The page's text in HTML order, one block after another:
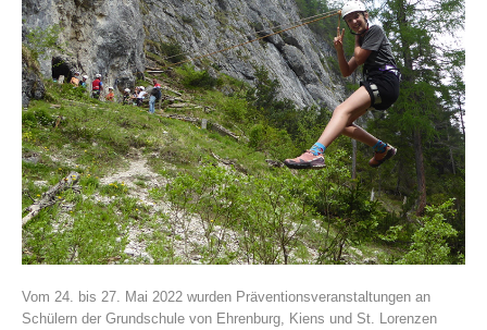
Histoire de l'association
Vom 24. bis 27. Mai 2022 wurden Präventionsveranstaltungen an
Schülern der Grundschule von Ehrenburg, Kiens und St. Lorenzen